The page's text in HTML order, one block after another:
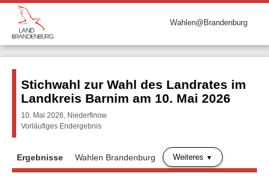
Wahlen@Brandenburg
Stichwahl zur Wahl des Landrates im
Landkreis Barnim am 10. Mai 2026
10. Mai 2026, Niederfinow
Vorläufiges Endergebnis
Ergebnisse Wahlen Brandenburg Weiteres